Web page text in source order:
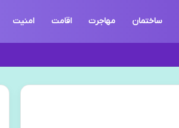
ساختمان مهاجرت اقامت امنیت